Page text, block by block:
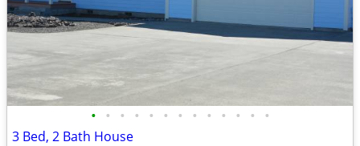
• • • • • • • • • • • • •
3 Bed, 2 Bath House